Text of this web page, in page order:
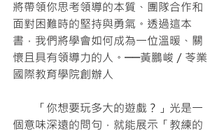
將帶領你思考領導的本質、團隊合作和
面對困難時的堅持與勇氣。透過這本
書，我們將學會如何成為一位溫暖、關
懷且具有領導力的人。──黃鵬峻／苓業
國際教育學院創辦人
「你想要玩多大的遊戲？」光是一
個意味深遠的問句，就能展示「教練的